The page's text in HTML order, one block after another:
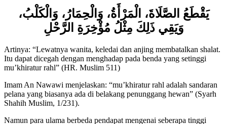
يَقْطَعُ الصَّلَاةَ، الْمَرْأَةُ، وَالْحِمَارُ، وَالْكَلْبُ،
وَيَقِي ذَلِكَ مِثْلُ مُؤْخِرَةِ الرَّحْلِ
Artinya: “Lewatnya wanita, keledai dan anjing membatalkan shalat.
Itu dapat dicegah dengan menghadap pada benda yang setinggi
Imam An Nawawi menjelaskan: “mu’khiratur rahl adalah sandaran
pelana yang biasanya ada di belakang penunggang hewan” (Syarh